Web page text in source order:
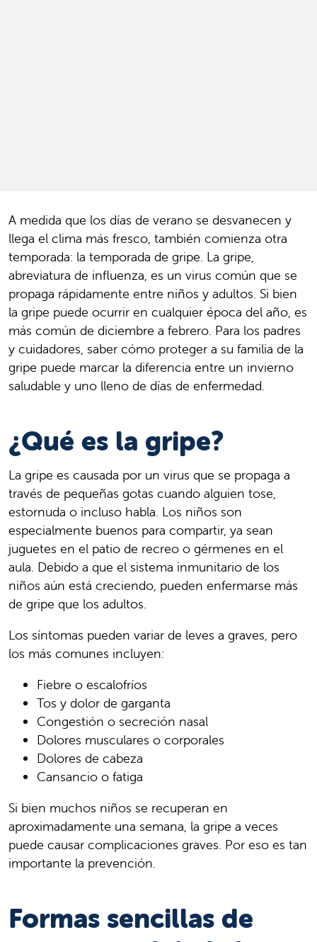
A medida que los días de verano se desvanecen y
llega el clima más fresco, también comienza otra
temporada: la temporada de gripe. La gripe,
abreviatura de influenza, es un virus común que se
propaga rápidamente entre niños y adultos. Si bien
la gripe puede ocurrir en cualquier época del año, es
más común de diciembre a febrero. Para los padres
y cuidadores, saber cómo proteger a su familia de la
gripe puede marcar la diferencia entre un invierno
saludable y uno lleno de días de enfermedad.
¿Qué es la gripe?
La gripe es causada por un virus que se propaga a
través de pequeñas gotas cuando alguien tose,
estornuda o incluso habla. Los niños son
especialmente buenos para compartir, ya sean
juguetes en el patio de recreo o gérmenes en el
aula. Debido a que el sistema inmunitario de los
niños aún está creciendo, pueden enfermarse más
de gripe que los adultos.
Los síntomas pueden variar de leves a graves, pero
los más comunes incluyen:
Fiebre o escalofríos
Tos y dolor de garganta
Congestión o secreción nasal
Dolores musculares o corporales
Dolores de cabeza
Cansancio o fatiga
Si bien muchos niños se recuperan en
aproximadamente una semana, la gripe a veces
puede causar complicaciones graves. Por eso es tan
importante la prevención.
Formas sencillas de